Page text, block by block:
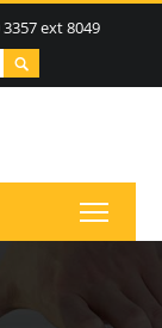
3357 ext 8049
